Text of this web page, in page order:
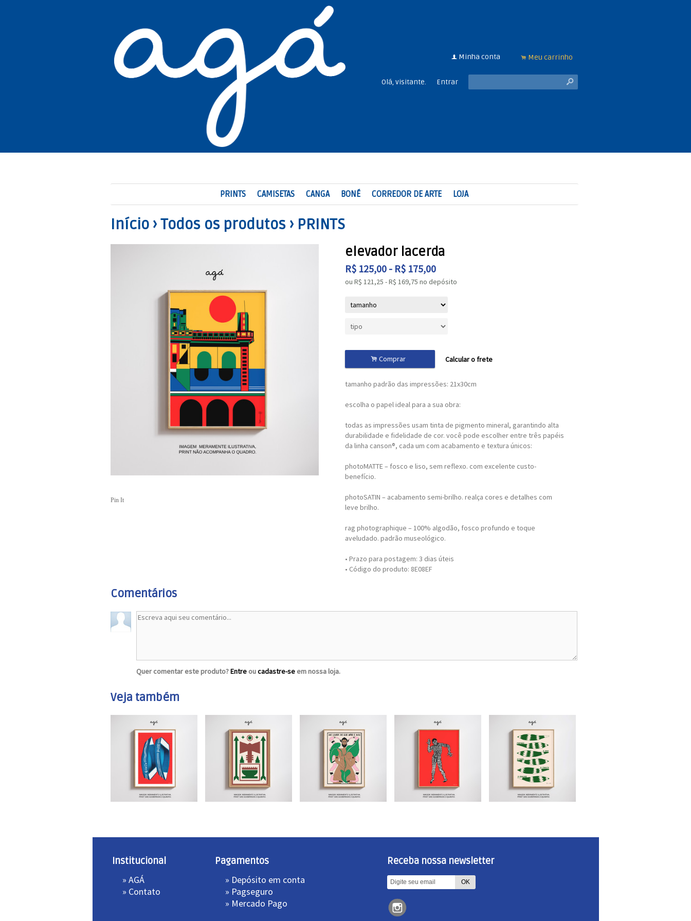
f Minha conta . Meu carrinho
Olá, visitante. Entrar s
PRINTS CAMISETAS CANGA BONÉ CORREDOR DE ARTE LOJA
Início › Todos os produtos › PRINTS
Pin It
elevador lacerda
R$ 125,00 - R$ 175,00
ou R$ 121,25 -R$ 169,75 no depósito
. Comprar Calcular o frete
tamanho padrão das impressões: 21x30cm
escolha o papel ideal para a sua obra:
todas as impressões usam tinta de pigmento mineral, garantindo alta
durabilidade e fidelidade de cor. você pode escolher entre três papéis
da linha canson®, cada um com acabamento e textura únicos:
photoMATTE – fosco e liso, sem reflexo. com excelente custo-
benefício.
photoSATIN – acabamento semi-brilho. realça cores e detalhes com
leve brilho.
rag photographique – 100% algodão, fosco profundo e toque
aveludado. padrão museológico.
• Prazo para postagem: 3 dias úteis
• Código do produto: 8E08EF
Comentários
Quer comentar este produto?Entreoucadastre-seem nossa loja.
Veja também
Institucional
» AGÁ
» Contato
Pagamentos
» Depósito em conta
» Pagseguro
» Mercado Pago
Receba nossa newsletter